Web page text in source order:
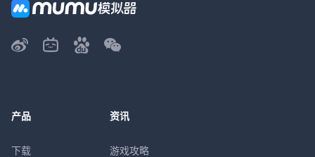
产品
下载
资讯
游戏攻略